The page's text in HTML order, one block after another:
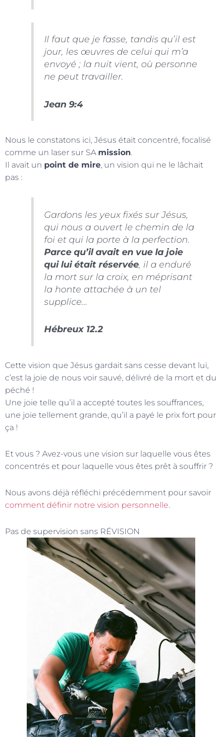
Il faut que je fasse, tandis qu’il est
jour, les œuvres de celui qui m’a
envoyé ; la nuit vient, où personne
ne peut travailler.
Jean 9:4
Nous le constatons ici, Jésus était concentré, focalisé
comme un laser sur SA mission.
Il avait un point de mire, un vision qui ne le lâchait
pas :
Gardons les yeux fixés sur Jésus,
qui nous a ouvert le chemin de la
foi et qui la porte à la perfection.
Parce qu’il avait en vue la joie
qui lui était réservée, il a enduré
la mort sur la croix, en méprisant
la honte attachée à un tel
supplice…
Hébreux 12.2
Cette vision que Jésus gardait sans cesse devant lui,
c’est la joie de nous voir sauvé, délivré de la mort et du
péché !
Une joie telle qu’il a accepté toutes les souffrances,
une joie tellement grande, qu’il a payé le prix fort pour
ça !
Et vous ? Avez-vous une vision sur laquelle vous êtes
concentrés et pour laquelle vous êtes prêt à souffrir ?
Nous avons déjà réfléchi précédemment pour savoir
comment définir notre vision personnelle.
Pas de supervision sans RÉVISION